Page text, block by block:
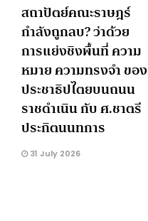
สถาปัตย์คณะราษฎร์
กำลังถูกลบ? ว่าด้วย
การแย่งชิงพื้นที่ ความ
หมาย ความทรงจำ ของ
ประชาธิปไตยบนถนน
ราชดำเนิน กับ ศ.ชาตรี
ประกิตนนทการ
31 July 2026